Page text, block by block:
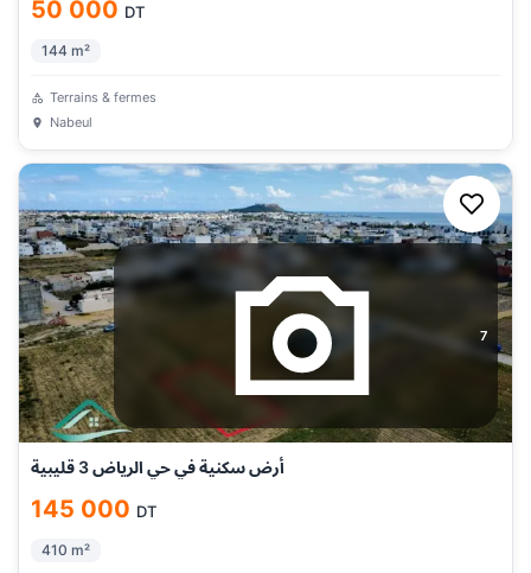
50 000 DT
144 m²
Terrains & fermes
Nabeul
7
أرض سكنية في حي الرياض 3 قليبية
145 000 DT
410 m²